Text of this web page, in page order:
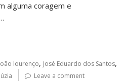
alguma coragem e
lourenço, José Eduardo dos Santos,
Leave a comment